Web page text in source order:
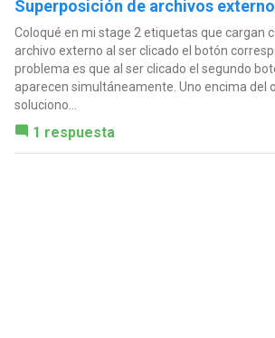
Superposición de archivos
Coloqué en mi stage 2 etiquetas que cargan
archivo externo al ser clicado el botón
problema es que al ser clicado el segundo
aparecen simultáneamente. Uno encima del
soluciono...
1 respuesta